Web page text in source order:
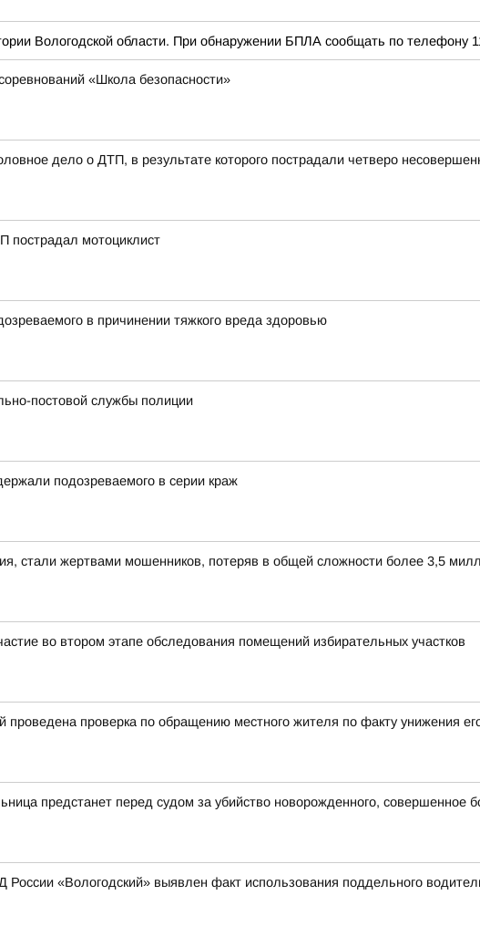
Вологодской области. При обнаружении БПЛА сообщать по телефону
«Школа безопасности»
дело о ДТП, в результате которого пострадали четверо
пострадал мотоциклист
в причинении тяжкого вреда здоровью
постовой службы полиции
подозреваемого в серии краж
стали жертвами мошенников, потеряв в общей сложности более 3,5
во втором этапе обследования помещений избирательных участков
проведена проверка по обращению местного жителя по факту унижения
предстанет перед судом за убийство новорожденного, совершенное
«Вологодский» выявлен факт использования поддельного